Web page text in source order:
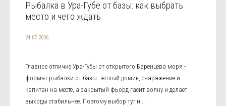
Рыбалка в Ура-Губе от базы: как выбрать
место и чего ждать
24.07.2026
Главное отличие Ура-Губы от открытого Баренцева моря -
формат рыбалки от базы: тёплый домик, снаряжение и
капитан на месте, а закрытый фьорд гасит волну и делает
выходы стабильнее. Поэтому выбор тут н...